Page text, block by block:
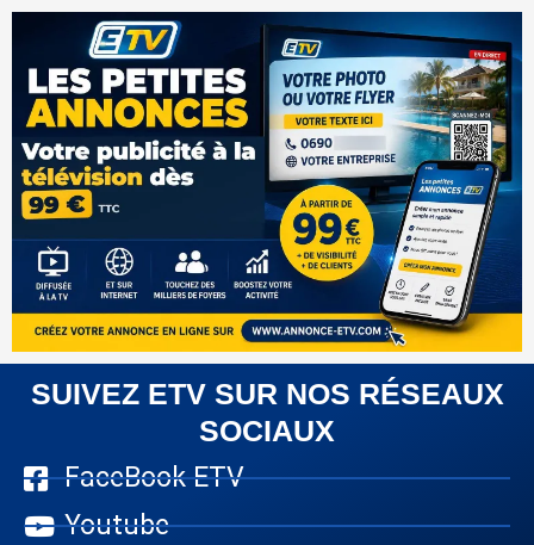
SUIVEZ ETV SUR NOS RÉSEAUX
SOCIAUX
FaceBook ETV
Youtube